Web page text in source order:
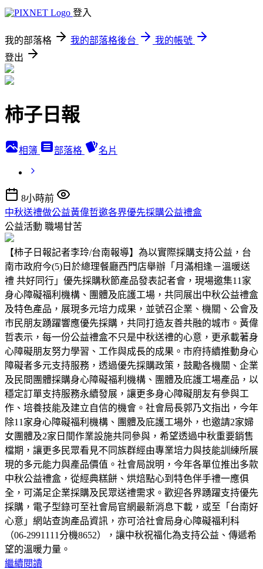
登入
我的部落格 我的部落格後台
我的帳號
登出
柿子日報
相簿 部落格 名片
8小時前
中秋送禮做公益黃偉哲邀各界優先採購公益禮盒
公益活動 職場甘苦
【柿子日報記者李玲/台南報導】為以實際採購支持公益，台
南市政府今(5)日於總理餐廳西門店舉辦「月滿相逢－溫暖送
禮 共好同行」優先採購秋節產品發表記者會，現場邀集11家
身心障礙福利機構、團體及庇護工場，共同展出中秋公益禮盒
及特色產品，展現多元培力成果，並號召企業、機關、公會及
市民朋友踴躍響應優先採購，共同打造友善共融的城市。黃偉
哲表示，每一份公益禮盒不只是中秋送禮的心意，更承載著身
心障礙朋友努力學習、工作與成長的成果。市府持續推動身心
障礙者多元支持服務，透過優先採購政策，鼓勵各機關、企業
及民間團體採購身心障礙福利機構、團體及庇護工場產品，以
穩定訂單支持服務永續發展，讓更多身心障礙朋友有參與工
作、培養技能及建立自信的機會。社會局長郭乃文指出，今年
除11家身心障礙福利機構、團體及庇護工場外，也邀請2家婦
女團體及2家日間作業設施共同參與，希望透過中秋重要銷售
檔期，讓更多民眾看見不同族群經由專業培力與技能訓練所展
現的多元能力與產品價值。社會局說明，今年各單位推出多款
中秋公益禮盒，從經典糕餅、烘焙點心到特色伴手禮一應俱
全，可滿足企業採購及民眾送禮需求。歡迎各界踴躍支持優先
採購，電子型錄可至社會局官網最新消息下載，或至「台南好
心意」網站查詢產品資訊，亦可洽社會局身心障礙福利科
（06-2991111分機8652），讓中秋祝福化為支持公益、傳遞希
望的溫暖力量。
繼續閱讀